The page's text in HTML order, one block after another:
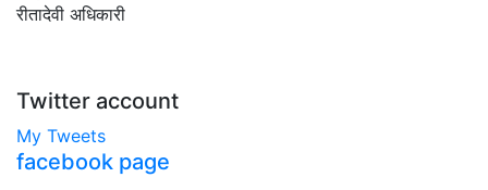
रीतादेवी अधिकारी
Twitter account
My Tweets
facebook page